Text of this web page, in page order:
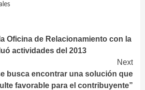
Oficina de Relacionamiento con la
actividades del 2013
Next
busca encontrar una solución que
favorable para el contribuyente”